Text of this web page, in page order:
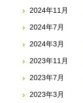
2024年11月
2024年7月
2024年3月
2023年11月
2023年7月
2023年3月